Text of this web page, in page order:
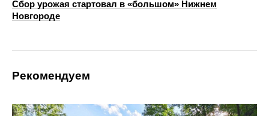
Сбор урожая стартовал в «большом» Нижнем
Новгороде
Рекомендуем